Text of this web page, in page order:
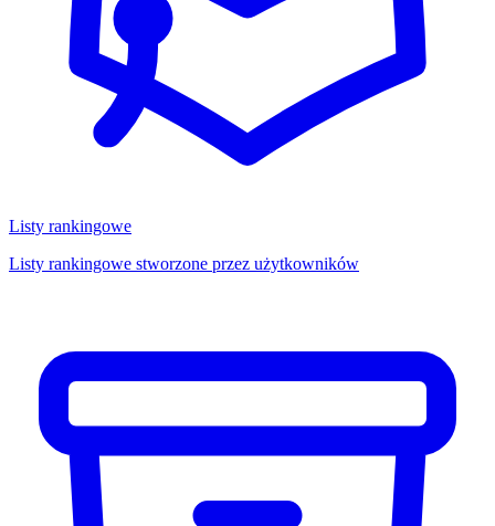
Listy rankingowe
Listy rankingowe stworzone przez użytkowników